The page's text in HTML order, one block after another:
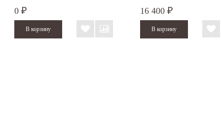
0 ₽ 16 400 ₽